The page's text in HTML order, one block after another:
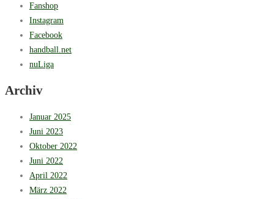
Fanshop
Instagram
Facebook
handball.net
nuLiga
Archiv
Januar 2025
Juni 2023
Oktober 2022
Juni 2022
April 2022
März 2022